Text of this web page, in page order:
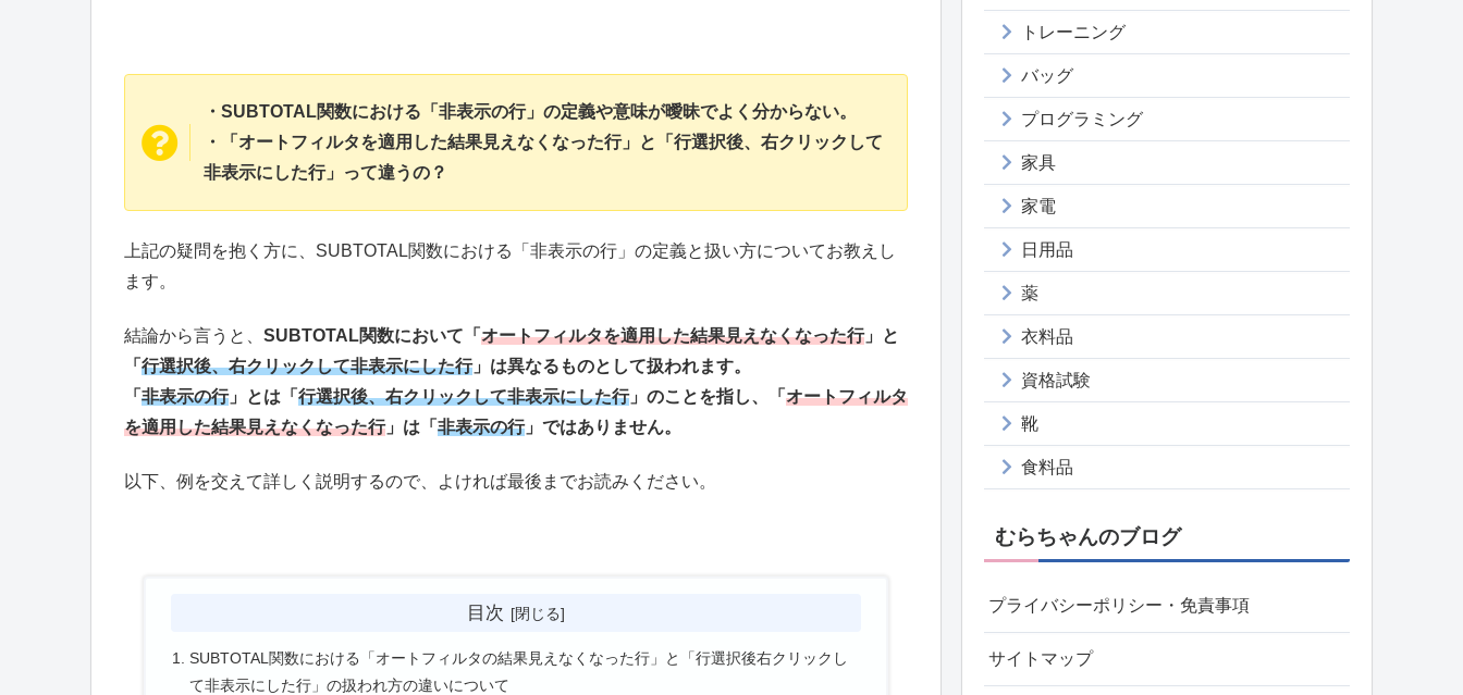
・SUBTOTAL関数における「非表示の行」の定義や意味が曖昧でよく分からない。
・「オートフィルタを適用した結果見えなくなった行」と「行選択後、右クリックして
非表示にした行」って違うの？
上記の疑問を抱く方に、SUBTOTAL関数における「非表示の行」の定義と扱い方についてお教えし
ます。
結論から言うと、 SUBTOTAL関数において「 オートフィルタを適用した結果見えなくなった行」と
「 行選択後、右クリックして非表示にした行」は異なるものとして扱われます。
「 非表示の行」とは「 行選択後、右クリックして非表示にした行」のことを指し、「 オートフィルタ
を適用した結果見えなくなった行」は「 非表示の行」ではありません。
以下、例を交えて詳しく説明するので、よければ最後までお読みください。
目次
SUBTOTAL関数における「オートフィルタの結果見えなくなった行」と「行選択後右クリックし
て非表示にした行」の扱われ方の違いについて
トレーニング
バッグ
プログラミング
家具
家電
日用品
薬
衣料品
資格試験
靴
食料品
むらちゃんのブログ
プライバシーポリシー・免責事項
サイトマップ